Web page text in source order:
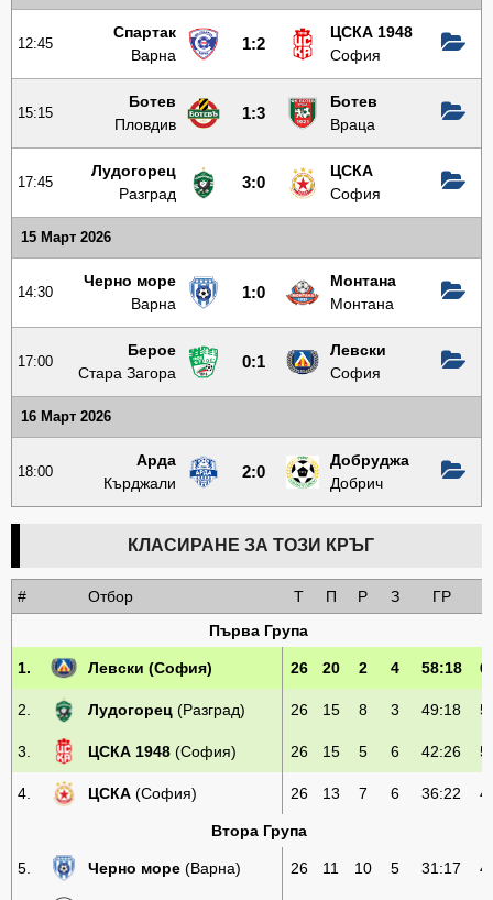
12:45
Спартак
Варна
1:2
ЦСКА 1948
София
15:15
Ботев
Пловдив
1:3
Ботев
Враца
17:45
Лудогорец
Разград
3:0
ЦСКА
София
15 Март 2026
14:30
Черно море
Варна
1:0
Монтана
Монтана
17:00
Берое
Стара Загора
0:1
Левски
София
16 Март 2026
18:00
Арда
Кърджали
2:0
Добруджа
Добрич
КЛАСИРАНЕ ЗА ТОЗИ КРЪГ
# Отбор Т П Р З ГР
Първа Група
1. Левски (София) 26 20 2 4 58:18
2. Лудогорец (Разград) 26 15 8 3 49:18
3. ЦСКА 1948 (София) 26 15 5 6 42:26
4. ЦСКА (София) 26 13 7 6 36:22
Втора Група
5. Черно море (Варна) 26 11 10 5 31:17